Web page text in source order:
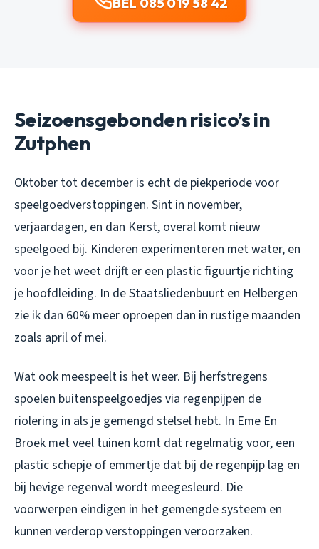
BEL 085 019 58 42
Seizoensgebonden risico’s in
Zutphen
Oktober tot december is echt de piekperiode voor
speelgoedverstoppingen. Sint in november,
verjaardagen, en dan Kerst, overal komt nieuw
speelgoed bij. Kinderen experimenteren met water, en
voor je het weet drijft er een plastic figuurtje richting
je hoofdleiding. In de Staatsliedenbuurt en Helbergen
zie ik dan 60% meer oproepen dan in rustige maanden
zoals april of mei.
Wat ook meespeelt is het weer. Bij herfstregens
spoelen buitenspeelgoedjes via regenpijpen de
riolering in als je gemengd stelsel hebt. In Eme En
Broek met veel tuinen komt dat regelmatig voor, een
plastic schepje of emmertje dat bij de regenpijp lag en
bij hevige regenval wordt meegesleurd. Die
voorwerpen eindigen in het gemengde systeem en
kunnen verderop verstoppingen veroorzaken.